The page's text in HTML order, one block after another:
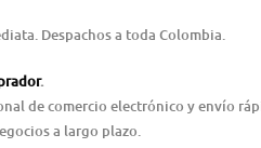
Despachos a toda Colombia.
.
de comercio electrónico y envío
a largo plazo.